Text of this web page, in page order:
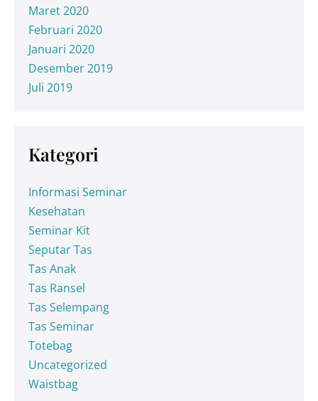
Maret 2020
Februari 2020
Januari 2020
Desember 2019
Juli 2019
Kategori
Informasi Seminar
Kesehatan
Seminar Kit
Seputar Tas
Tas Anak
Tas Ransel
Tas Selempang
Tas Seminar
Totebag
Uncategorized
Waistbag